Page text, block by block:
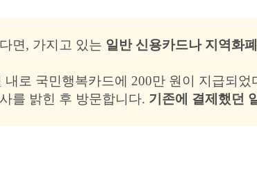
면, 가지고 있는 일반 신용카드나 지역화
로 국민행복카드에 200만 원이 지급되
를 밝힌 후 방문합니다. 기존에 결제했던